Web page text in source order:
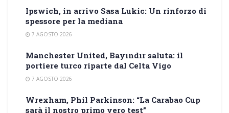
Ipswich, in arrivo Sasa Lukic: Un rinforzo di
spessore per la mediana
7 AGOSTO 2026
Manchester United, Bayındır saluta: il
portiere turco riparte dal Celta Vigo
7 AGOSTO 2026
Wrexham, Phil Parkinson: “La Carabao Cup
sarà il nostro primo vero test”